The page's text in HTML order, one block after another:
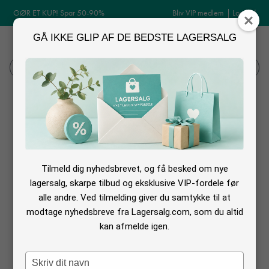
GØR ET KUP! Spar 50-90% Bliv VIP medlem | Log ind
Log ind MENU
Søg
Norlie udsalg
Ingen tilbud fundet med de valgte filtre
Norlie lagersalg
GÅ IKKE GLIP AF DE BEDSTE LAGERSALG
Tilmeld dig nyhedsbrevet, og få besked om nye
lagersalg, skarpe tilbud og eksklusive VIP-fordele før
alle andre. Ved tilmelding giver du samtykke til at
modtage nyhedsbreve fra Lagersalg.com, som du altid
kan afmelde igen.
Type